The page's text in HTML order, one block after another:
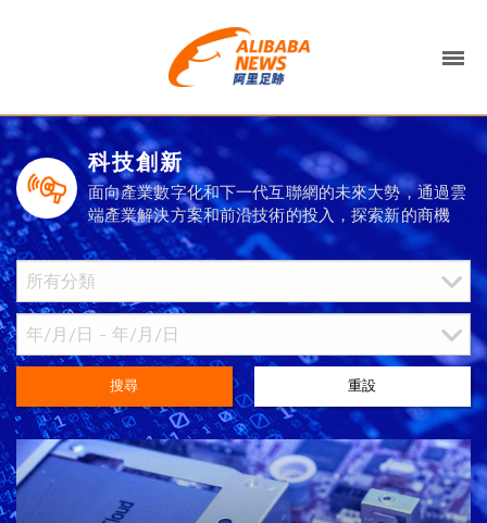
科技創新
面向產業數字化和下一代互聯網的未來大勢，通過雲
端產業解決方案和前沿技術的投入，探索新的商機
搜尋 重設